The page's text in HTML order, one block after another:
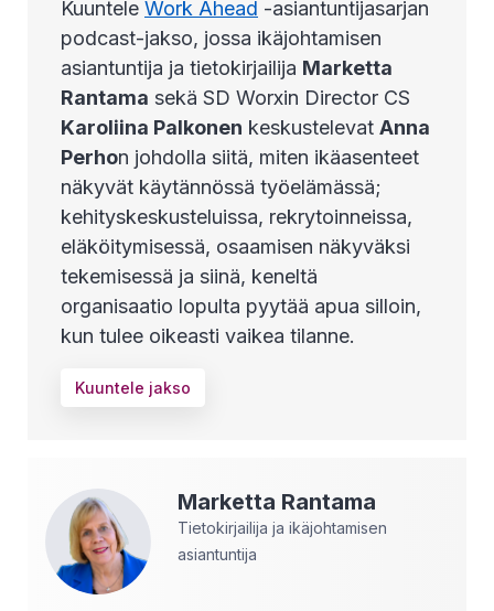
Kuuntele Work Ahead -asiantuntijasarjan
podcast-jakso, jossa ikäjohtamisen
asiantuntija ja tietokirjailija ⁠ Marketta
Rantama ⁠ sekä SD Worxin Director CS
Karoliina Palkonen ⁠ keskustelevat Anna
Perhon johdolla siitä, miten ikäasenteet
näkyvät käytännössä työelämässä;
kehityskeskusteluissa, rekrytoinneissa,
eläköitymisessä, osaamisen näkyväksi
tekemisessä ja siinä, keneltä
organisaatio lopulta pyytää apua silloin,
kun tulee oikeasti vaikea tilanne.
Kuuntele jakso
Marketta Rantama
Tietokirjailija ja ikäjohtamisen
asiantuntija